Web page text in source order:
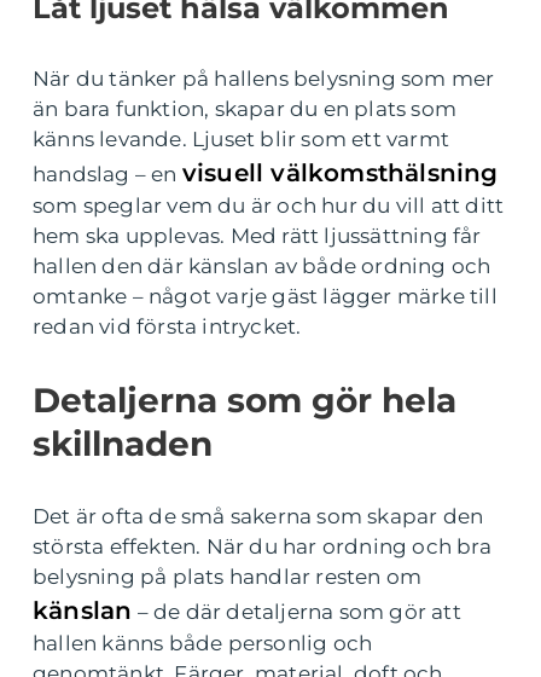
Låt ljuset hälsa välkommen
När du tänker på hallens belysning som mer
än bara funktion, skapar du en plats som
känns levande. Ljuset blir som ett varmt
handslag – en visuell välkomsthälsning
som speglar vem du är och hur du vill att ditt
hem ska upplevas. Med rätt ljussättning får
hallen den där känslan av både ordning och
omtanke – något varje gäst lägger märke till
redan vid första intrycket.
Detaljerna som gör hela
skillnaden
Det är ofta de små sakerna som skapar den
största effekten. När du har ordning och bra
belysning på plats handlar resten om
känslan – de där detaljerna som gör att
hallen känns både personlig och